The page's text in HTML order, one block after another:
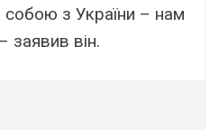
собою з України – нам
заявив він.